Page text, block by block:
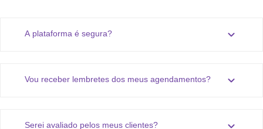
A plataforma é segura? expand_more
Vou receber lembretes dos meus agendamentos? expand_more
Serei avaliado pelos meus clientes? expand_more